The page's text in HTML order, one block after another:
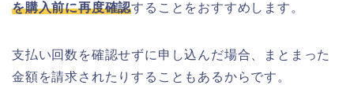
を購入前に再度確認することをおすすめします。
支払い回数を確認せずに申し込んだ場合、まとまった
金額を請求されたりすることもあるからです。